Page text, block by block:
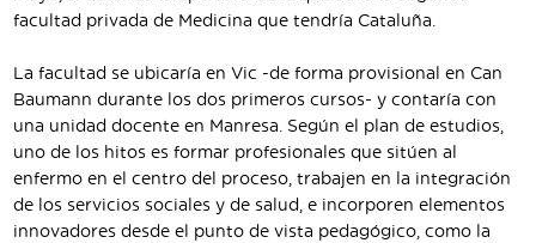
facultad privada de Medicina que tendría Cataluña.
La facultad se ubicaría en Vic -de forma provisional en Can
Baumann durante los dos primeros cursos- y contaría con
una unidad docente en Manresa. Según el plan de estudios,
uno de los hitos es formar profesionales que sitúen al
enfermo en el centro del proceso, trabajen en la integración
de los servicios sociales y de salud, e incorporen elementos
innovadores desde el punto de vista pedagógico, como la